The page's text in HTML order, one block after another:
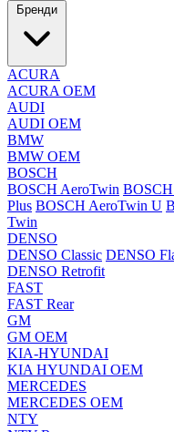
Бренди
ACURA
ACURA OEM
AUDI
AUDI OEM
BMW
BMW OEM
BOSCH
BOSCH AeroTwin
Plus BOSCH AeroTwin U
Twin
DENSO
DENSO Classic DENSO
DENSO Retrofit
FAST
FAST Rear
GM
GM OEM
KIA-HYUNDAI
KIA HYUNDAI OEM
MERCEDES
MERCEDES OEM
NTY